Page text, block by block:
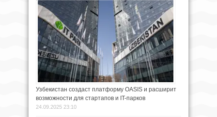
Узбекистан создаст платформу OASIS и расширит
возможности для стартапов и IT-парков
24.09.2025 23:10